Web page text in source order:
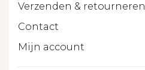
Verzenden & retourneren
Contact
Mijn account